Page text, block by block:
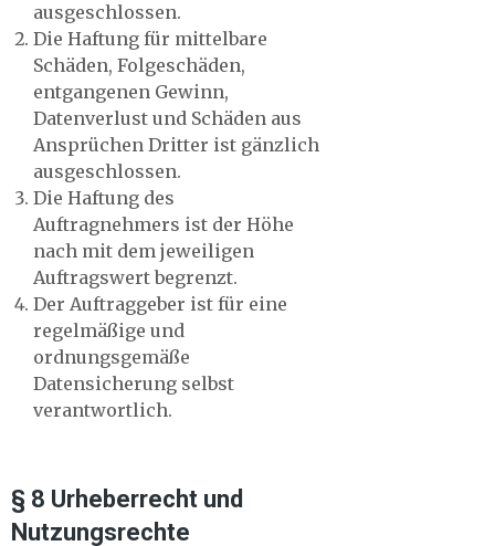
ausgeschlossen.
Die Haftung für mittelbare
Schäden, Folgeschäden,
entgangenen Gewinn,
Datenverlust und Schäden aus
Ansprüchen Dritter ist gänzlich
ausgeschlossen.
Die Haftung des
Auftragnehmers ist der Höhe
nach mit dem jeweiligen
Auftragswert begrenzt.
Der Auftraggeber ist für eine
regelmäßige und
ordnungsgemäße
Datensicherung selbst
verantwortlich.
§ 8 Urheberrecht und
Nutzungsrechte